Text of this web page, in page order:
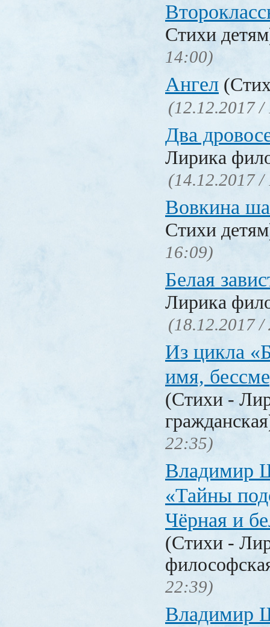
Стихи
14:00)
Ангел
(12.12.2017 /
Два
Лирика
(14.12.2017 /
Вовкина
Стихи
16:09)
Белая
Лирика
(18.12.2017 /
Из цикла
имя,
(Стихи -
22:35)
Владимир
«Тайны
Чёрная и
(Стихи -
22:39)
Владимир